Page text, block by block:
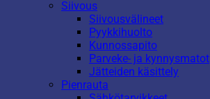
Siivous
Siivousvälineet
Pyykkihuolto
Kunnossapito
Parveke- ja kynnysmatot
Jätteiden käsittely
Pienrauta